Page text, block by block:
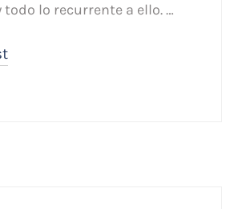
todo lo recurrente a ello. …